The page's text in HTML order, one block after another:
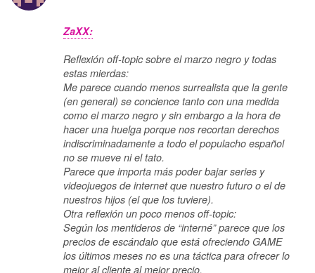
ZaXX:
Reflexión off-topic sobre el marzo negro y todas
estas mierdas:
Me parece cuando menos surrealista que la gente
(en general) se concience tanto con una medida
como el marzo negro y sin embargo a la hora de
hacer una huelga porque nos recortan derechos
indiscriminadamente a todo el populacho español
no se mueve ni el tato.
Parece que importa más poder bajar series y
videojuegos de internet que nuestro futuro o el de
nuestros hijos (el que los tuviere).
Otra reflexión un poco menos off-topic:
Según los mentideros de “interné” parece que los
precios de escándalo que está ofreciendo GAME
los últimos meses no es una táctica para ofrecer lo
mejor al cliente al mejor precio.